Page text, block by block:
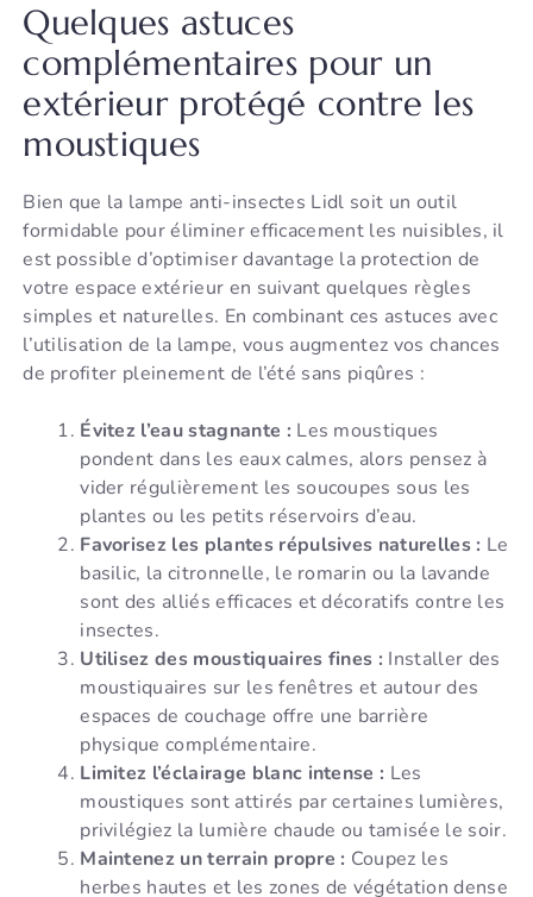
Quelques astuces
complémentaires pour un
extérieur protégé contre les
moustiques
Bien que la lampe anti-insectes Lidl soit un outil
formidable pour éliminer efficacement les nuisibles, il
est possible d’optimiser davantage la protection de
votre espace extérieur en suivant quelques règles
simples et naturelles. En combinant ces astuces avec
l’utilisation de la lampe, vous augmentez vos chances
de profiter pleinement de l’été sans piqûres :
Évitez l’eau stagnante : Les moustiques
pondent dans les eaux calmes, alors pensez à
vider régulièrement les soucoupes sous les
plantes ou les petits réservoirs d’eau.
Favorisez les plantes répulsives naturelles : Le
basilic, la citronnelle, le romarin ou la lavande
sont des alliés efficaces et décoratifs contre les
insectes.
Utilisez des moustiquaires fines : Installer des
moustiquaires sur les fenêtres et autour des
espaces de couchage offre une barrière
physique complémentaire.
Limitez l’éclairage blanc intense : Les
moustiques sont attirés par certaines lumières,
privilégiez la lumière chaude ou tamisée le soir.
Maintenez un terrain propre : Coupez les
herbes hautes et les zones de végétation dense